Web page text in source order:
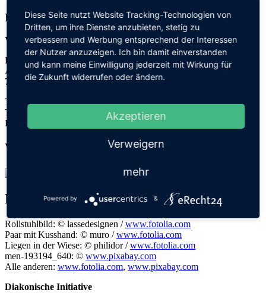
Impressum
V.i.S.d.P.: Derzeit vakant
Diakonische Initiative "unBehindert miteinander leben" Hügelheim
Am Berg 1 (Pfarrschopf)
79379 Müllheim-Hügelheim
Telefon: 07631 6103
Telefax: 07631 134 51
E-Mail:
info@di-huegelheim.de
Webdesign & Programmierung:
Fotonachweis:
Rollstuhlbild: © lassedesignen /www.fotolia.com
Paar mit Kusshand: © muro /www.fotolia.com
Liegen in der Wiese: © philidor /www.fotolia.com
men-193194_640: © www.pixabay.com
Alle anderen: www.fotolia.com, www.pixabay.com
Diakonische Initiative
Diese Seite nutzt Website Tracking-Technologien von
Dritten, um ihre Dienste anzubieten, stetig zu
verbessern und Werbung entsprechend der Interessen
der Nutzer anzuzeigen. Ich bin damit einverstanden
und kann meine Einwilligung jederzeit mit Wirkung für
die Zukunft widerrufen oder ändern.
Akzeptieren
Verweigern
mehr
Powered by &